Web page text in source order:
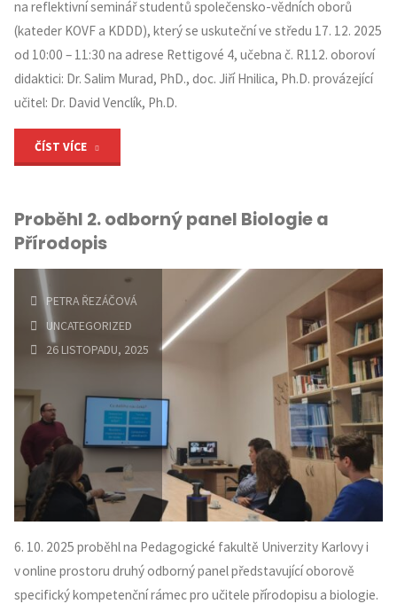
na reflektivní seminář studentů společensko-vědních oborů
(kateder KOVF a KDDD), který se uskuteční ve středu 17. 12. 2025
od 10:00 – 11:30 na adrese Rettigové 4, učebna č. R112. oboroví
didaktici: Dr. Salim Murad, PhD., doc. Jiří Hnilica, Ph.D. provázející
učitel: Dr. David Venclík, Ph.D.
ČÍST VÍCE
reflektivní
Polsko"
Proběhl 2. odborný panel Biologie a
Přírodopis
PETRA ŘEZÁČOVÁ
UNCATEGORIZED
26 LISTOPADU, 2025
6. 10. 2025 proběhl na Pedagogické fakultě Univerzity Karlovy i
v online prostoru druhý odborný panel představující oborově
specifický kompetenční rámec pro učitele přírodopisu a biologie.